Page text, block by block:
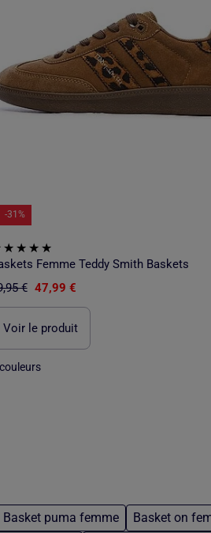
-31%
Femme Teddy Smith Baskets
€ 47,99 €
Voir le produit
Basket puma femme Basket on